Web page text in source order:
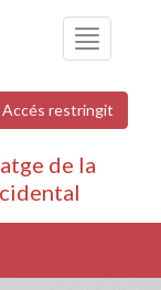
Toggle
navigation
Accés restringit
de la